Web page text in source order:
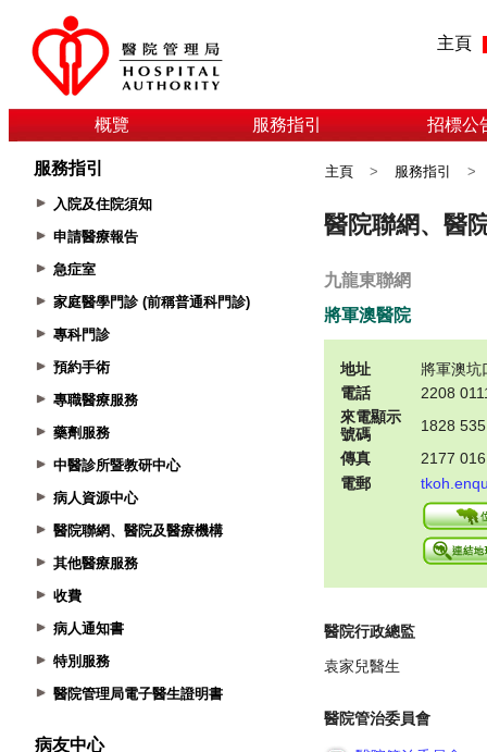
主頁
概覽 服務指引 招標公
服務指引
入院及住院須知
申請醫療報告
急症室
家庭醫學門診 (前稱普通科門診)
專科門診
預約手術
專職醫療服務
藥劑服務
中醫診所暨教研中心
病人資源中心
醫院聯網、醫院及醫療機構
其他醫療服務
收費
病人通知書
特別服務
醫院管理局電子醫生證明書
病友中心
主頁 > 服務指引 >